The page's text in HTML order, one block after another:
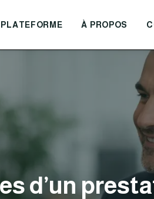
PLATEFORME À PROPOS
d’un